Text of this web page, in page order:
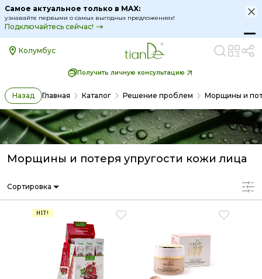
Самое актуальное только в MAX:
узнавайте первыми о самых выгодных предложениях!
Подключайтесь сейчас!
Колумбус
Получить личную консультацию
Назад Главная Каталог Решение проблем Морщины и
Морщины и потеря упругости кожи лица
Сортировка
HIT!